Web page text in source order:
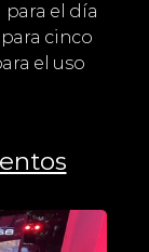
para el día
cinco
el uso